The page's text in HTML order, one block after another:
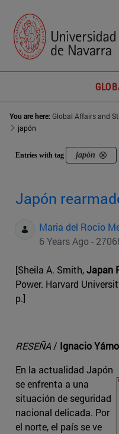
You are here:Global Affairs and
japón
Entries with tag japón
Japón
Maria del Rocio
6 Years Ago -
[Sheila A. Smith,Japan
Power. Harvard
p.]
RESEÑA/ Ignacio
En la actualidad Japón
se enfrenta a una
situación de seguridad
nacional delicada. Por
el norte, el país se ve